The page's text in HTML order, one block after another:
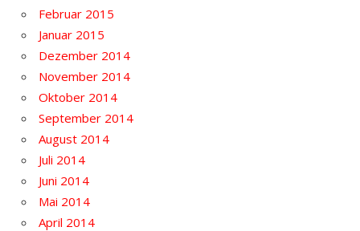
Februar 2015
Januar 2015
Dezember 2014
November 2014
Oktober 2014
September 2014
August 2014
Juli 2014
Juni 2014
Mai 2014
April 2014